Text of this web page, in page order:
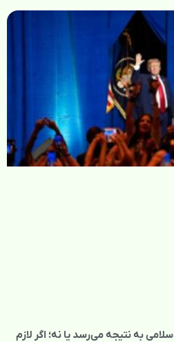
به نتیجه می‌رسد یا نه؛ اگر لازم